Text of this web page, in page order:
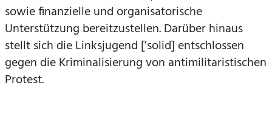
sowie finanzielle und organisatorische
Unterstützung bereitzustellen. Darüber hinaus
stellt sich die Linksjugend [’solid] entschlossen
gegen die Kriminalisierung von antimilitaristischen
Protest.